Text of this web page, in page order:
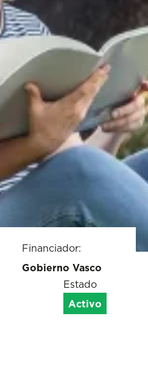
Financiador:
Gobierno Vasco
Estado
Activo